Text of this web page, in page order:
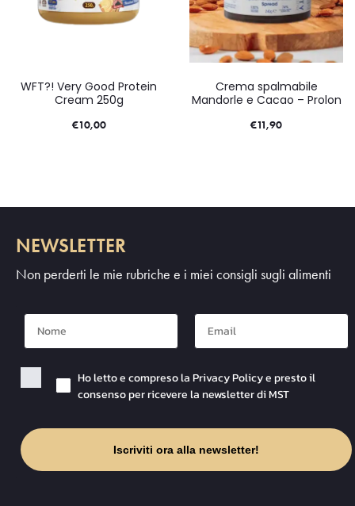
WFT?! Very Good Protein
Cream 250g
€10,00
Crema spalmabile
Mandorle e Cacao – Prolon
€11,90
NEWSLETTER
Non perderti le mie rubriche e i miei consigli sugli alimenti
Nome Mail
Checkbox PrivacyHo letto e compreso la Privacy Policy e presto il
consenso per ricevere la newsletter di MST
Iscriviti ora alla newsletter!